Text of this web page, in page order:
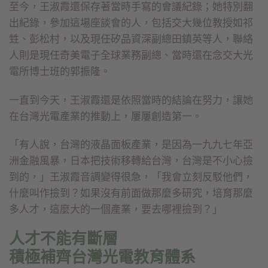
至今，王淑霞還保存著當時手寫的會議紀錄；她特別翻
出紀錄，參加這場座談會的人，包括交大幾位教授如祁
甡、彭松村，以及現任矽品資深副總田鎮英等人，聯絡
人則是現任奇美電子全球業務副總、當時還在念交大光
電所博士班的郭振隆。
一直到今天，王淑霞還是依照當時的結論在努力，讓她
在台灣光電產業的推動上，屢屢創造第一。
「有人說，台灣的液晶面板產業，是因為一九九七年亞
洲金融風暴，日本把技術移轉給台灣，台灣是不小心撿
到的，」王淑霞音調變得很急，「我會立刻反駁他們，
什麼叫作撿到？如果沒有前面做那麼多研究，培育那麼
多人才，這麼大的一個產業，要去哪裡撿到？」
人才不能有斷層
積極補齊台灣光電教育體系